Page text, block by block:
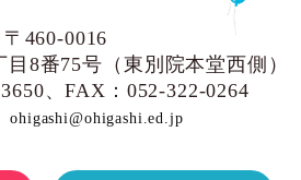
〒460-0016
8番75号（東別院本堂西側）
、FAX：052-322-0264
ohigashi@ohigashi.ed.jp